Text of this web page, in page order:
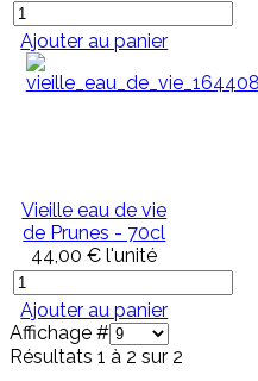
Ajouter au panier
Vieille eau de vie
de Prunes - 70cl
44,00 € l'unité
Ajouter au panier
Affichage #
Résultats 1 à 2 sur 2